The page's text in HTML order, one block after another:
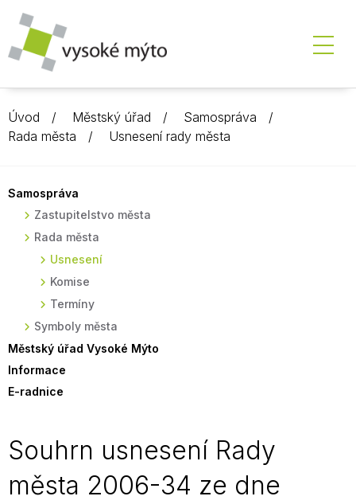
Úvod Městský úřad
Samospráva
Rada města
Usnesení rady města
Samospráva
Zastupitelstvo města
Rada města
Usnesení
Komise
Termíny
Symboly města
Městský úřad Vysoké Mýto
Informace
E-radnice
Souhrn usnesení Rady
města 2006-34 ze dne